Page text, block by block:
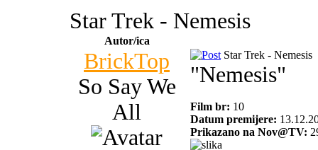
Star Trek - Nemesis
Autor/ica
BrickTop
So Say We
All
Star Trek - Nemesis
"Nemesis"
Film br: 10
Datum premijere:
Prikazano na Nov@TV: